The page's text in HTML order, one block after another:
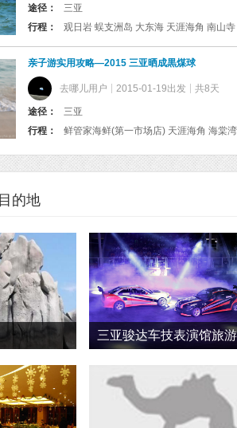
途径：
三亚
行程：
亲子游实用攻略—2015 三亚晒成黒煤球
去哪儿用户 2015-01-19出发 共8天
途径：
三亚
行程：
的地
三亚骏达车技表演馆旅游